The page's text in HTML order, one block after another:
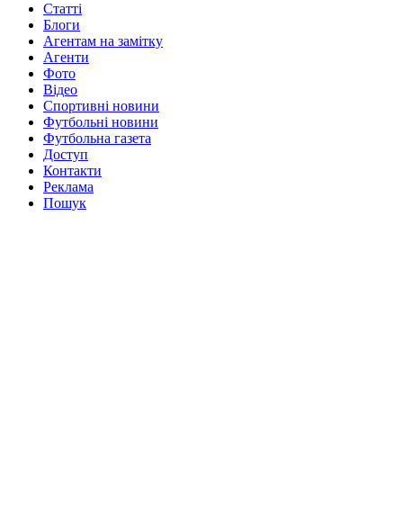
Статті
Блоги
Агентам на замітку
Агенти
Фото
Відео
Спортивні новини
Футбольні новини
Футбольна газета
Доступ
Контакти
Реклама
Пошук